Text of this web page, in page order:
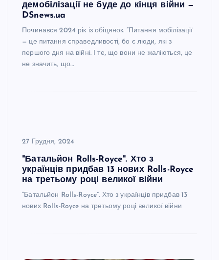
демобілізації не буде до кінця війни —
DSnews.ua
Починався 2024 рік із обіцянок. “Питання мобілізації
— це питання справедливості, бо є люди, які з
першого дня на війні. І те, що вони не жаліються, це
не значить, що…
27 Грудня, 2024
"Батальйон Rolls-Royce". Хто з
українців придбав 13 нових Rolls-Royce
на третьому році великої війни
“Батальйон Rolls-Royce”. Хто з українців придбав 13
нових Rolls-Royce на третьому році великої війни